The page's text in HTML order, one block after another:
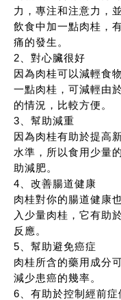
力，專注和注意力，
飲食中加一點肉桂，
痛的發生。
2、對心臟很好
因為肉桂可以減輕食
一點肉桂，可減輕由
的情況，比較方便。
3、幫助減重
因為肉桂有助於提高
水準，所以食用少量
助減肥。
4、改善腸道健康
肉桂對你的腸道健康
入少量肉桂，它有助
反應。
5、幫助避免癌症
肉桂所含的藥用成分
減少患癌的幾率。
6、有助於控制經前症